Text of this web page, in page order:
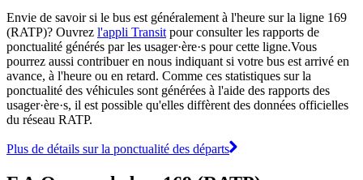
Envie de savoir si le bus est généralement à l'heure sur la ligne 169
(RATP)? Ouvrez l'appli Transit pour consulter les rapports de
ponctualité générés par les usager·ère·s pour cette ligne.Vous
pourrez aussi contribuer en nous indiquant si votre bus est arrivé en
avance, à l'heure ou en retard. Comme ces statistiques sur la
ponctualité des véhicules sont générées à l'aide des rapports des
usager·ère·s, il est possible qu'elles diffèrent des données officielles
du réseau RATP.
Plus de détails sur la ponctualité des départs